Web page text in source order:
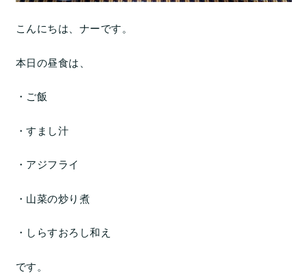
こんにちは、ナーです。
本日の昼食は、
・ご飯
・すまし汁
・アジフライ
・山菜の炒り煮
・しらすおろし和え
です。